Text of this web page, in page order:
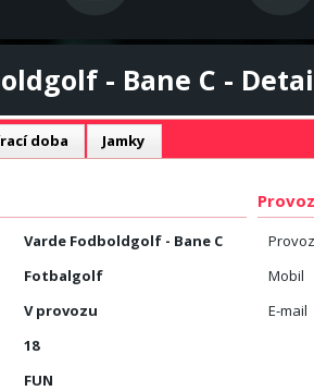
- Bane C -
doba Jamky
Varde Fodboldgolf - Bane C
Fotbalgolf
V provozu
18
FUN
Mobil
E-mail